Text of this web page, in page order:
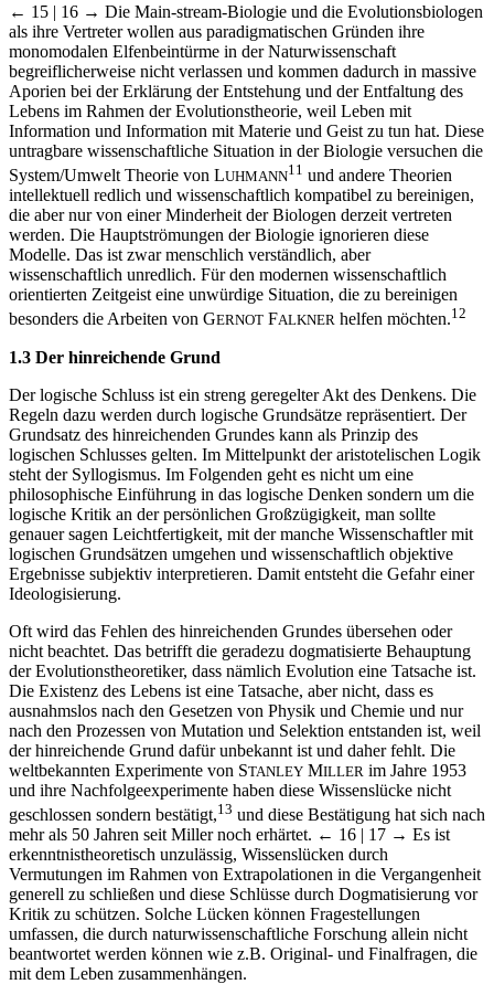
← 15 | 16 → Die Main-stream-Biologie und die Evolutionsbiologen
als ihre Vertreter wollen aus paradigmatischen Gründen ihre
monomodalen Elfenbeintürme in der Naturwissenschaft
begreiflicherweise nicht verlassen und kommen dadurch in massive
Aporien bei der Erklärung der Entstehung und der Entfaltung des
Lebens im Rahmen der Evolutionstheorie, weil Leben mit
Information und Information mit Materie und Geist zu tun hat. Diese
untragbare wissenschaftliche Situation in der Biologie versuchen die
System/Umwelt Theorie von LUHMANN11 und andere Theorien
intellektuell redlich und wissenschaftlich kompatibel zu bereinigen,
die aber nur von einer Minderheit der Biologen derzeit vertreten
werden. Die Hauptströmungen der Biologie ignorieren diese
Modelle. Das ist zwar menschlich verständlich, aber
wissenschaftlich unredlich. Für den modernen wissenschaftlich
orientierten Zeitgeist eine unwürdige Situation, die zu bereinigen
besonders die Arbeiten von GERNOT FALKNER helfen möchten.12
1.3 Der hinreichende Grund
Der logische Schluss ist ein streng geregelter Akt des Denkens. Die
Regeln dazu werden durch logische Grundsätze repräsentiert. Der
Grundsatz des hinreichenden Grundes kann als Prinzip des
logischen Schlusses gelten. Im Mittelpunkt der aristotelischen Logik
steht der Syllogismus. Im Folgenden geht es nicht um eine
philosophische Einführung in das logische Denken sondern um die
logische Kritik an der persönlichen Großzügigkeit, man sollte
genauer sagen Leichtfertigkeit, mit der manche Wissenschaftler mit
logischen Grundsätzen umgehen und wissenschaftlich objektive
Ergebnisse subjektiv interpretieren. Damit entsteht die Gefahr einer
Ideologisierung.
Oft wird das Fehlen des hinreichenden Grundes übersehen oder
nicht beachtet. Das betrifft die geradezu dogmatisierte Behauptung
der Evolutionstheoretiker, dass nämlich Evolution eine Tatsache ist.
Die Existenz des Lebens ist eine Tatsache, aber nicht, dass es
ausnahmslos nach den Gesetzen von Physik und Chemie und nur
nach den Prozessen von Mutation und Selektion entstanden ist, weil
der hinreichende Grund dafür unbekannt ist und daher fehlt. Die
weltbekannten Experimente von STANLEY MILLER im Jahre 1953
und ihre Nachfolgeexperimente haben diese Wissenslücke nicht
geschlossen sondern bestätigt,13 und diese Bestätigung hat sich nach
mehr als 50 Jahren seit Miller noch erhärtet. ← 16 | 17 → Es ist
erkenntnistheoretisch unzulässig, Wissenslücken durch
Vermutungen im Rahmen von Extrapolationen in die Vergangenheit
generell zu schließen und diese Schlüsse durch Dogmatisierung vor
Kritik zu schützen. Solche Lücken können Fragestellungen
umfassen, die durch naturwissenschaftliche Forschung allein nicht
beantwortet werden können wie z.B. Original- und Finalfragen, die
mit dem Leben zusammenhängen.